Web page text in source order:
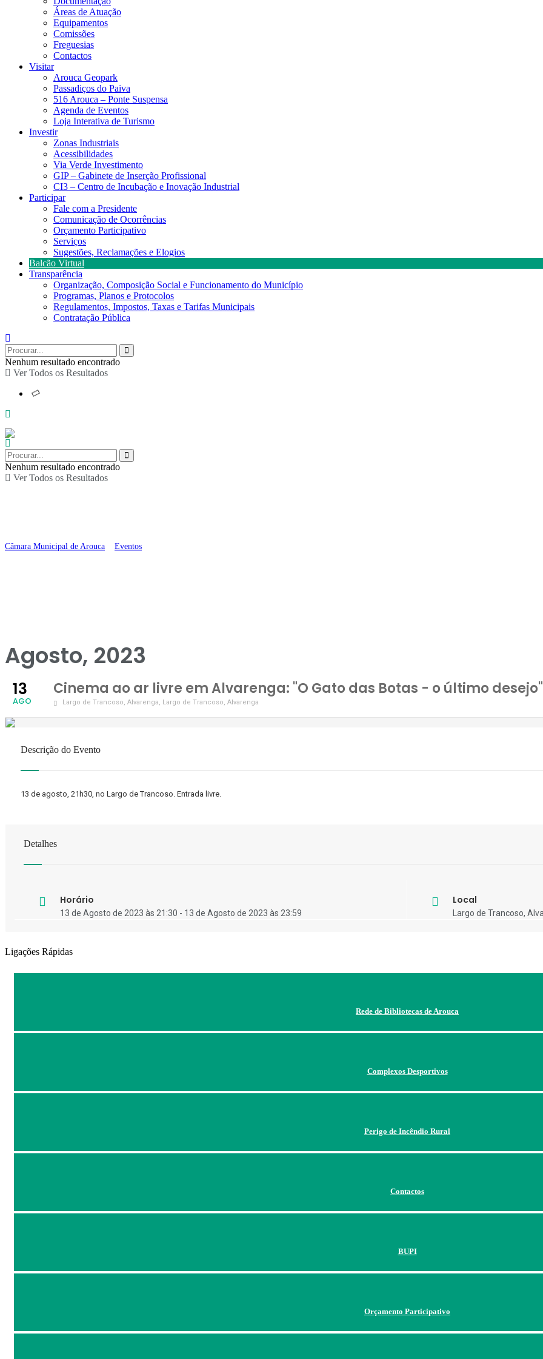
Áreas de Atuação
Equipamentos
Comissões
Freguesias
Contactos
Visitar
Arouca Geopark
Passadiços do Paiva
516 Arouca – Ponte Suspensa
Agenda de Eventos
Loja Interativa de Turismo
Investir
Zonas Industriais
Acessibilidades
Via Verde Investimento
GIP – Gabinete de Inserção Profissional
CI3 – Centro de Incubação e Inovação Industrial
Participar
Fale com a Presidente
Comunicação de Ocorrências
Orçamento Participativo
Serviços
Sugestões, Reclamações e Elogios
Balcão Virtual
Transparência
Organização, Composição Social e Funcionamento do Município
Programas, Planos e Protocolos
Regulamentos, Impostos, Taxas e Tarifas Municipais
Contratação Pública
Nenhum resultado encontrado
Ver Todos os Resultados
Nenhum resultado encontrado
Ver Todos os Resultados
Cinema ao ar livre em Alvarenga: “O Gato das
Câmara Municipal de Arouca Eventos
Agosto, 2023
13
AGO
Cinema ao ar livre em Alvarenga: "O Gato das Botas - o último desejo"
Largo de Trancoso, Alvarenga, Largo de Trancoso, Alvarenga
Descrição do Evento
13 de agosto, 21h30, no Largo de Trancoso. Entrada livre.
Detalhes
Horário
13 de Agosto de 2023 às 21:30 - 13 de Agosto de 2023 às 23:59
Local
Largo de Trancoso,
Ligações Rápidas
Rede de Bibliotecas de Arouca
Complexos Desportivos
Perigo de Incêndio Rural
Contactos
BUPI
Orçamento Participativo